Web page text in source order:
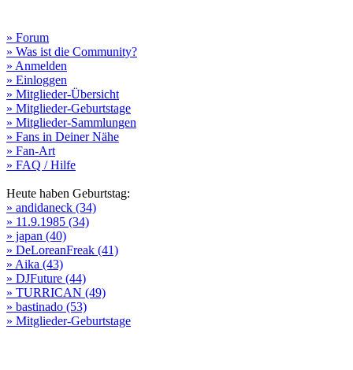
» Forum
» Was ist die Community?
» Anmelden
» Einloggen
» Mitglieder-Übersicht
» Mitglieder-Geburtstage
» Mitglieder-Sammlungen
» Fans in Deiner Nähe
» Fan-Art
» FAQ / Hilfe
Heute haben Geburtstag:
» andidaneck (34)
» 11.9.1985 (34)
» japan (40)
» DeLoreanFreak (41)
» Aika (43)
» DJFuture (44)
» TURRICAN (49)
» bastinado (53)
» Mitglieder-Geburtstage